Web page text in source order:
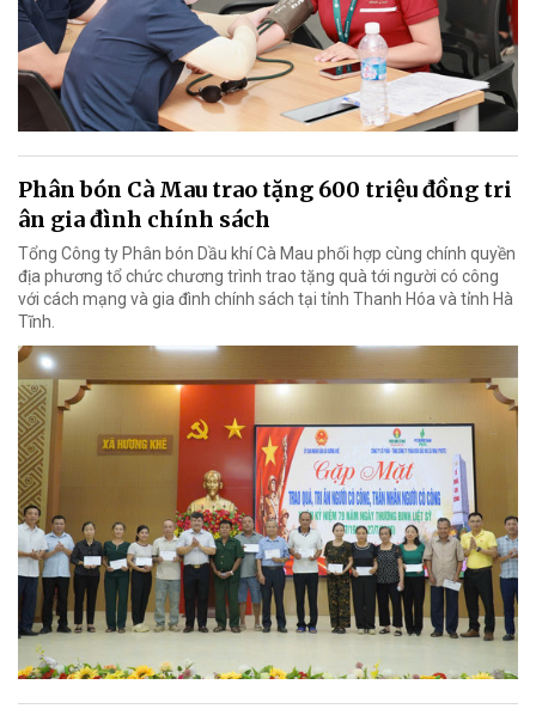
Phân bón Cà Mau trao tặng 600 triệu đồng tri
ân gia đình chính sách
Tổng Công ty Phân bón Dầu khí Cà Mau phối hợp cùng chính quyền
địa phương tổ chức chương trình trao tặng quà tới người có công
với cách mạng và gia đình chính sách tại tỉnh Thanh Hóa và tỉnh Hà
Tĩnh.